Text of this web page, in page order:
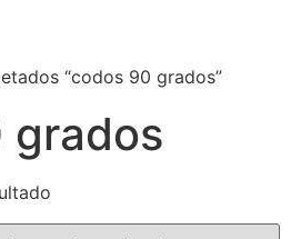
“codos 90 grados”
grados